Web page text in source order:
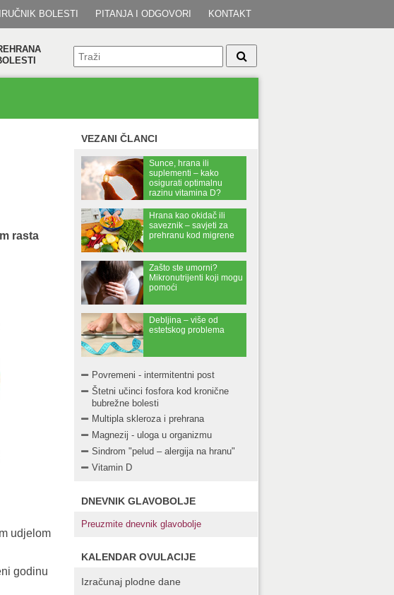
BOLESTI PITANJA I ODGOVORI KONTAKT
rasta
udjelom
godinu
VEZANI ČLANCI
Sunce, hrana ili
suplementi – kako
osigurati optimalnu
razinu vitamina D?
Hrana kao okidač ili
saveznik – savjeti za
prehranu kod migrene
Zašto ste umorni?
Mikronutrijenti koji mogu
pomoći
Debljina – više od
estetskog problema
Povremeni - intermitentni post
Štetni učinci fosfora kod kronične
bubrežne bolesti
Multipla skleroza i prehrana
Magnezij - uloga u organizmu
Sindrom "pelud – alergija na hranu"
Vitamin D
DNEVNIK GLAVOBOLJE
Preuzmite dnevnik glavobolje
KALENDAR OVULACIJE
Izračunaj plodne dane